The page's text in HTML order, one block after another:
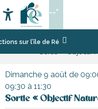
au
contenu
principal
sur l’île de Ré
Accessibilité
Recherche
--°
Accueil
et
Dimanche 9 août de
09:30 à 11:30
Sortie « Objectif